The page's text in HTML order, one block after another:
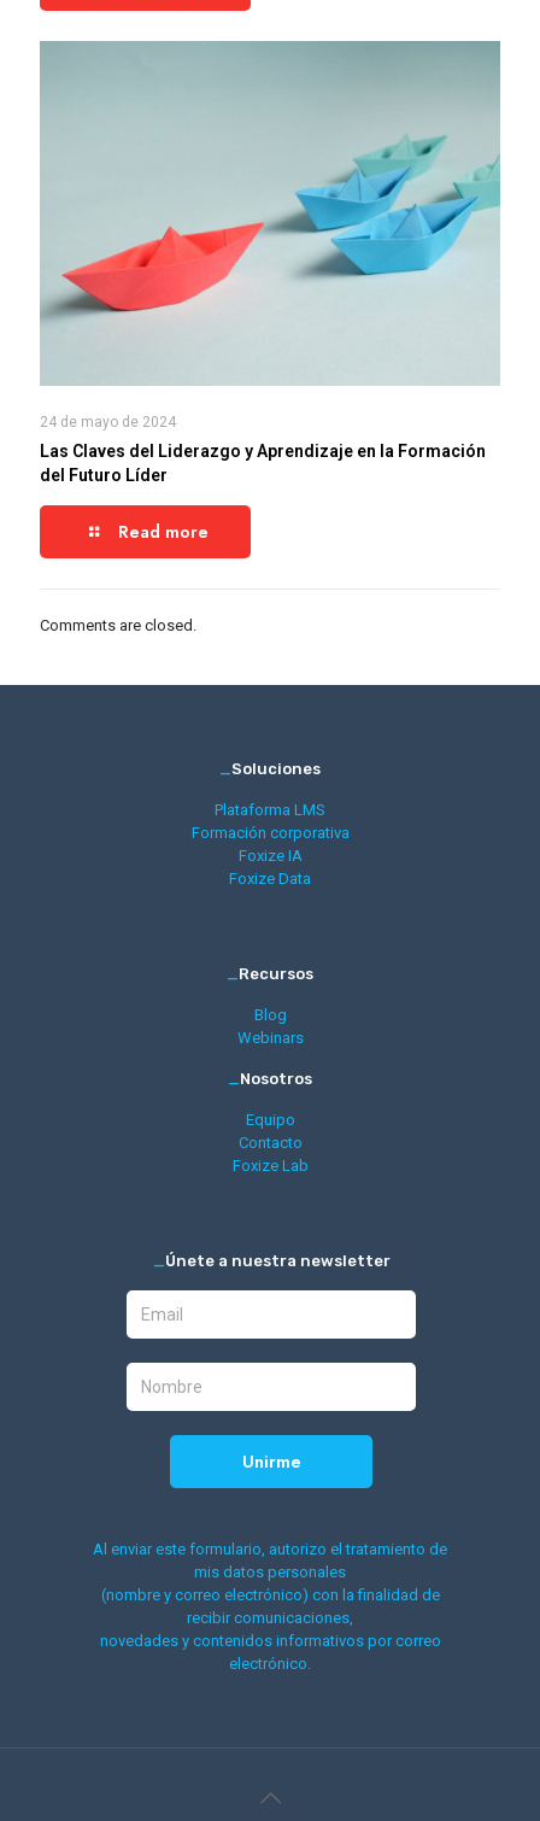
24 de mayo de 2024
Las Claves del Liderazgo y Aprendizaje en la Formación
del Futuro Líder
Read more
Comments are closed.
_Soluciones
Plataforma LMS
Formación corporativa
Foxize IA
Foxize Data
_Recursos
Blog
Webinars
_Nosotros
Equipo
Contacto
Foxize Lab
_Únete a nuestra newsletter
Al enviar este formulario, autorizo el tratamiento de
mis datos personales
(nombre y correo electrónico) con la finalidad de
recibir comunicaciones,
novedades y contenidos informativos por correo
electrónico.